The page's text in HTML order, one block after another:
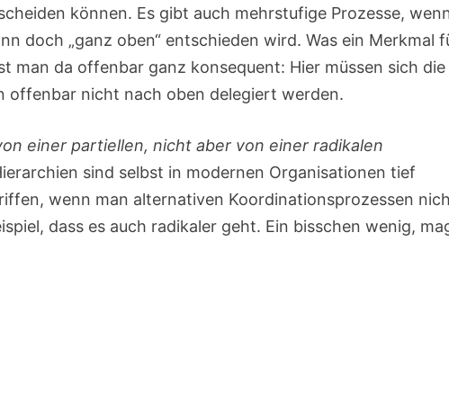
können. Es gibt auch mehrstufige Prozesse,
doch „ganz oben“ entschieden wird. Was ein Merkmal
man da offenbar ganz konsequent: Hier müssen sich die
offenbar nicht nach oben delegiert werden.
einer partiellen, nicht aber von einer radikalen
sind selbst in modernen Organisationen tief
wenn man alternativen Koordinationsprozessen
dass es auch radikaler geht. Ein bisschen wenig,